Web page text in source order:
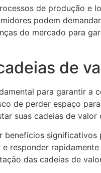
de produção e
podem
do mercado para
de
para garantir
de perder espaço
suas cadeias de
responder
das cadeias de